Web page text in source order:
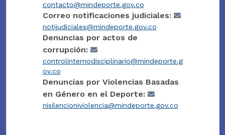
contacto@mindeporte.gov.co
Correo notificaciones judiciales:
notijudiciales@mindeporte.gov.co
Denuncias por actos de
corrupción:
controlinternodisciplinario@mindeporte.g
ov.co
Denuncias por Violencias Basadas
en Género en el Deporte:
nisilencioniviolencia@mindeporte.gov.co